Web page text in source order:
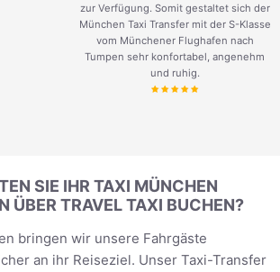
zur Verfügung. Somit gestaltet sich der
München Taxi Transfer mit der S-Klasse
vom Münchener Flughafen nach
Tumpen sehr konfortabel, angenehm
und ruhig.
SIE IHR TAXI MÜNCHEN
ÜBER TRAVEL TAXI BUCHEN?
bringen wir unsere Fahrgäste
an ihr Reiseziel. Unser Taxi-Transfer